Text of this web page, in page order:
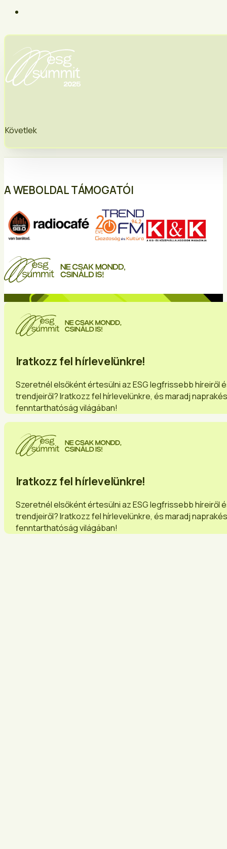
Követlek
A WEBOLDAL TÁMOGATÓI
Iratkozz fel hírlevelünkre!
Szeretnél elsőként értesülni az ESG legfrissebb híreiről
trendjeiről? Iratkozz fel hírlevelünkre, és maradj
fenntarthatóság világában!
Iratkozz fel hírlevelünkre!
Szeretnél elsőként értesülni az ESG legfrissebb híreiről
trendjeiről? Iratkozz fel hírlevelünkre, és maradj
fenntarthatóság világában!